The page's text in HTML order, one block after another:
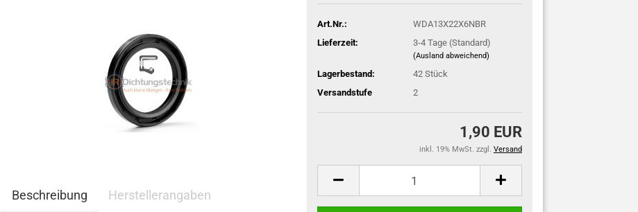
Art.Nr.:
WDA13X22X6NBR
Lieferzeit:
3-4 Tage (Standard)
(Ausland abweichend)
Lagerbestand: 42 Stück
Versandstufe
2
1,90 EUR
inkl. 19% MwSt. zzgl. Versand
Beschreibung Herstellerangaben